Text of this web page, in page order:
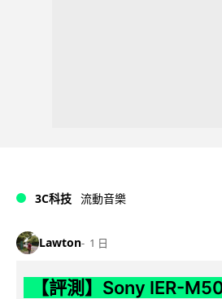
3C科技 流動音樂
Lawton 1 日
【評測】Sony IER-